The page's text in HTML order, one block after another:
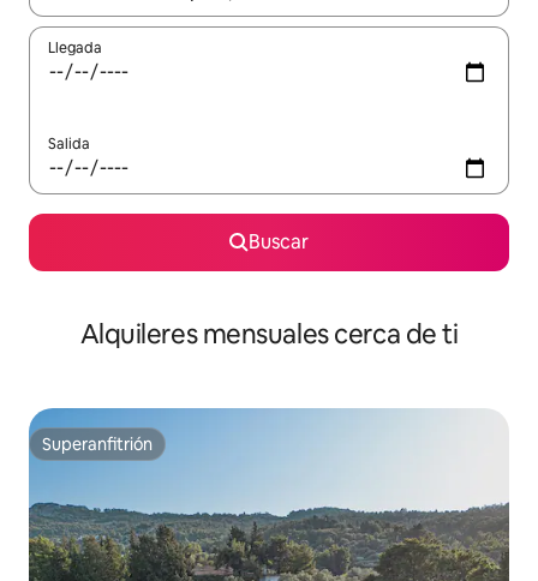
Llegada
Salida
Buscar
Alquileres mensuales cerca de ti
Superanfitrión
Superanfitrión